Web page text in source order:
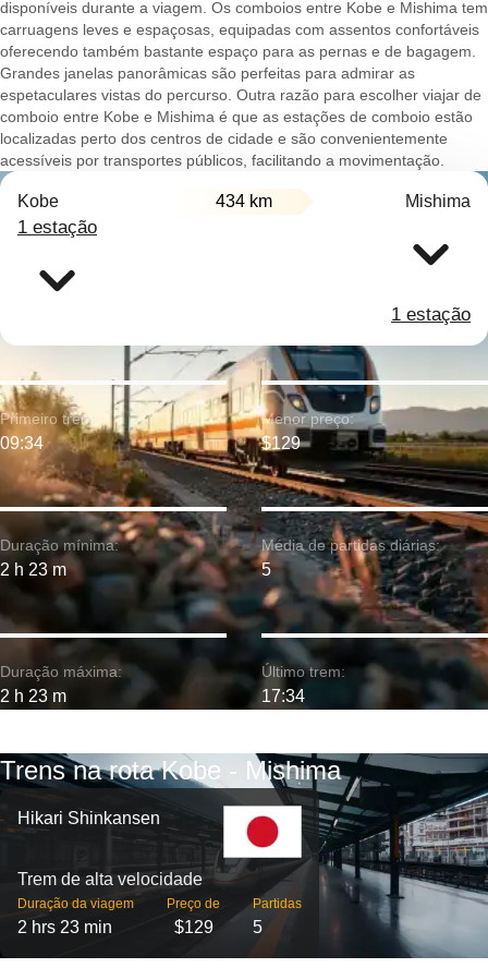
disponíveis durante a viagem. Os comboios entre Kobe e Mishima tem
carruagens leves e espaçosas, equipadas com assentos confortáveis
oferecendo também bastante espaço para as pernas e de bagagem.
Grandes janelas panorâmicas são perfeitas para admirar as
espetaculares vistas do percurso. Outra razão para escolher viajar de
comboio entre Kobe e Mishima é que as estações de comboio estão
localizadas perto dos centros de cidade e são convenientemente
acessíveis por transportes públicos, facilitando a movimentação.
Kobe 434 km Mishima
1 estação
1 estação
Duração mínima:
2 h 23 m
Primeiro trem:
09:34
Duração máxima:
2 h 23 m
Menor preço:
$129
Média de partidas diárias:
5
Último trem:
17:34
Trens na rota Kobe - Mishima
Hikari Shinkansen
Trem de alta velocidade
Duração da viagem
2 hrs 23 min
Preço de
$129
Partidas
5